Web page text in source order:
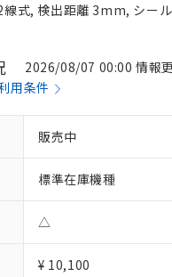
式, 検出距離 3mm, シー
2026/08/07 00:00 情報
用条件
販売中
標準在庫機種
△
¥ 10,100